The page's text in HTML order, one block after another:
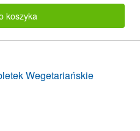
koszyka
Wegetariańskie